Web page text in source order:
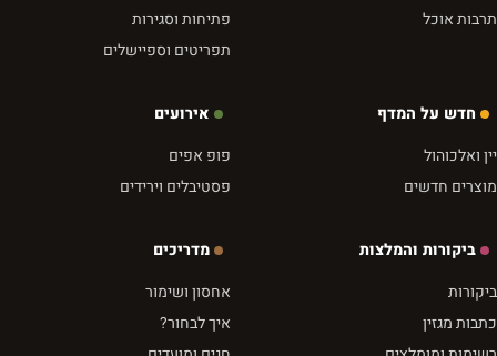
תרבות אוכל
פתיחות וסגירות
תפריטים וספיישלים
חדש על המדף
יין ואלכוהול
מוצרים חדשים
אירועים
פופ אפים
פסטיבלים וירידים
ביקורות והמלצות
ביקורות
כתבות מגזין
מדריכים
אחסון ושימור
איך לבחור?